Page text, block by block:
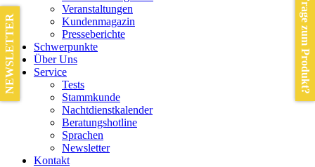
Veranstaltungen
Kundenmagazin
Presseberichte
Schwerpunkte
Über Uns
Service
Tests
Stammkunde
Nachtdienstkalender
Beratungshotline
Sprachen
Newsletter
Kontakt
Frage zum Produkt?
NEWSLETTER